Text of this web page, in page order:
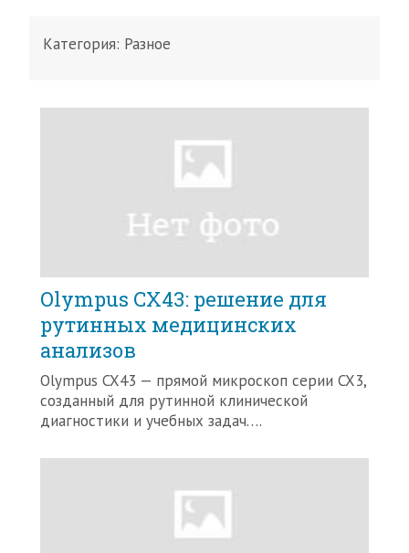
Категория: Разное
Olympus CX43: решение для
рутинных медицинских
анализов
Olympus CX43 — прямой микроскоп серии CX3,
созданный для рутинной клинической
диагностики и учебных задач….